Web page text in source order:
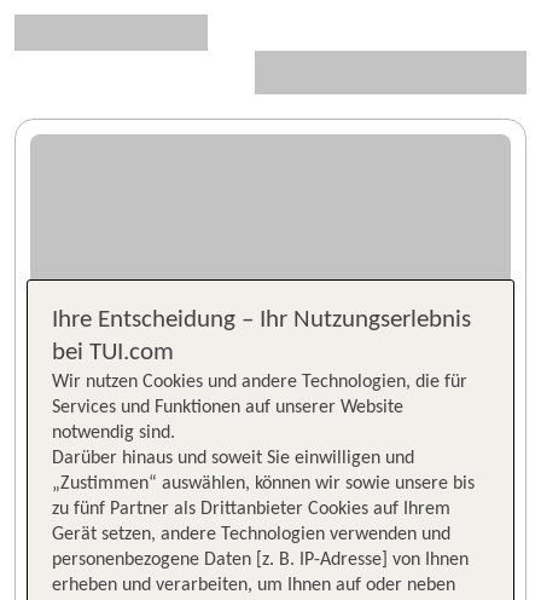
Ihre Entscheidung – Ihr Nutzungserlebnis
bei TUI.com
Wir nutzen Cookies und andere Technologien, die für
Services und Funktionen auf unserer Website
notwendig sind.
Darüber hinaus und soweit Sie einwilligen und
„Zustimmen“ auswählen, können wir sowie unsere bis
zu fünf Partner als Drittanbieter Cookies auf Ihrem
Gerät setzen, andere Technologien verwenden und
personenbezogene Daten [z. B. IP-Adresse] von Ihnen
erheben und verarbeiten, um Ihnen auf oder neben